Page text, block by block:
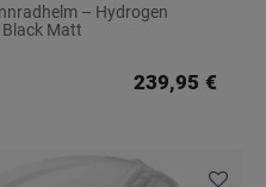
– Hydrogen
Matt
239,95 €